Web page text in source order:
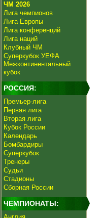
ЧМ 2026
Лига чемпионов
Лига Европы
Лига конференций
Лига наций
Клубный ЧМ
Суперкубок УЕФА
Межконтинентальный
кубок
РОССИЯ:
Премьер-лига
Первая лига
Вторая лига
Кубок России
Календарь
Бомбардиры
Суперкубок
Тренеры
Судьи
Стадионы
Сборная России
ЧЕМПИОНАТЫ: